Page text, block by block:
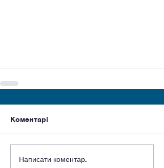
Коментарі
Написати коментар...